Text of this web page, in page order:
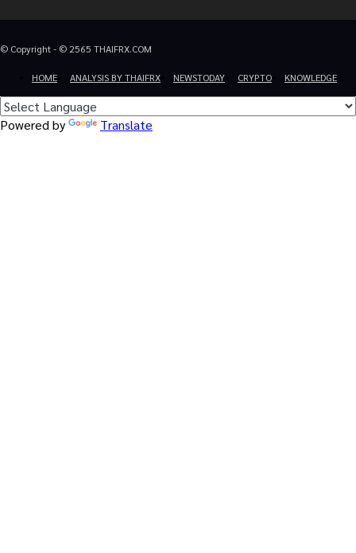
© Copyright - © 2565 THAIFRX.COM
HOME ANALYSIS BY THAIFRX NEWSTODAY CRYPTO KNOWLEDGE
Powered by Translate